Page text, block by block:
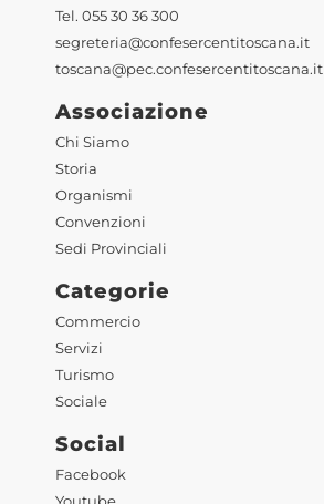
Tel. 055 30 36 300
segreteria@confesercentitoscana.it
toscana@pec.confesercentitoscana.it
Associazione
Chi Siamo
Storia
Organismi
Convenzioni
Sedi Provinciali
Categorie
Commercio
Servizi
Turismo
Sociale
Social
Facebook